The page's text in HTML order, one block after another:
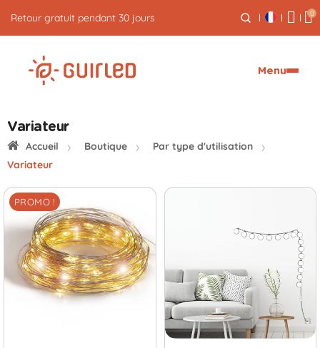
Retour gratuit pendant 30 jours 0
Menu
Variateur
Accueil Boutique
Par type d'utilisation
Variateur
PROMO !